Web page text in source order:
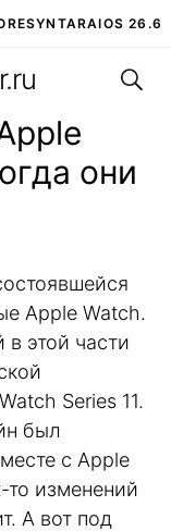
SYNTARAIOS 26.6
они
Apple Watch.
в этой части
Series 11.
был
с Apple
то изменений
А вот под